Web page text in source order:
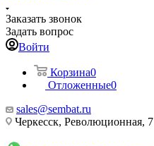
Заказать звонок
Задать вопрос
Войти
Корзина0
Отложенные0
sales@sembat.ru
Черкесск, Революционная, 7